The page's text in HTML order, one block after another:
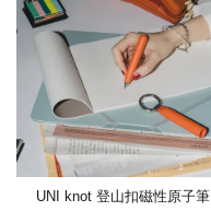
UNI knot 登山扣磁性原子筆